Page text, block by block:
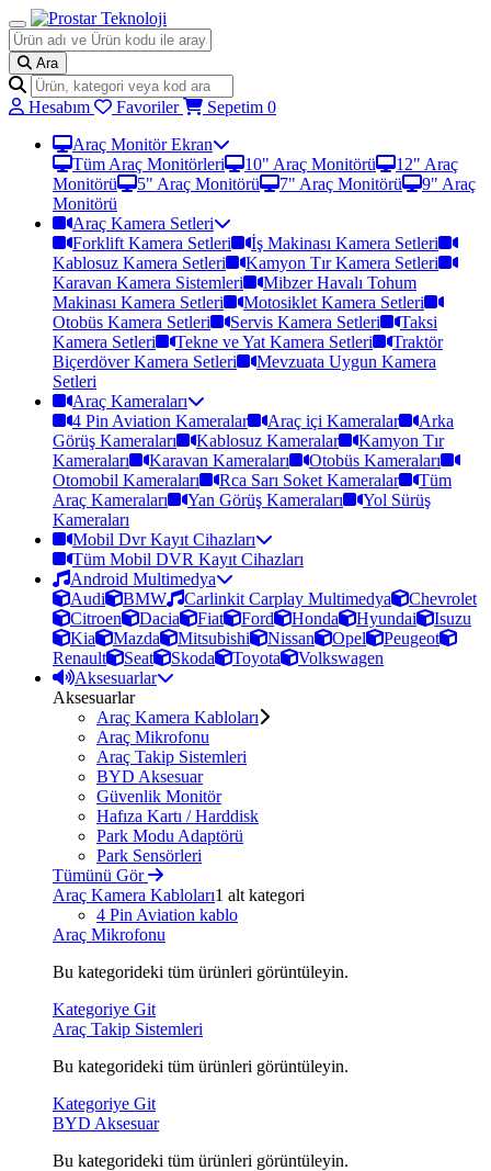
Ara
Hesabım Favoriler Sepetim 0
Araç Monitör Ekran
Tüm Araç Monitörleri
10" Araç Monitörü
12" Araç
Monitörü
5" Araç Monitörü 7" Araç Monitörü
9" Araç
Monitörü
Araç Kamera Setleri
Forklift Kamera Setleri
İş Makinası Kamera Setleri
Kablosuz Kamera Setleri
Kamyon Tır Kamera Setleri
Karavan Kamera Sistemleri
Mibzer Havalı Tohum
Makinası Kamera Setleri
Motosiklet Kamera Setleri
Otobüs Kamera Setleri
Servis Kamera Setleri
Taksi
Kamera Setleri
Tekne ve Yat Kamera Setleri
Traktör
Biçerdöver Kamera Setleri
Mevzuata Uygun Kamera
Setleri
Araç Kameraları
4 Pin Aviation Kameralar
Araç içi Kameralar
Arka
Görüş Kameraları
Kablosuz Kameralar
Kamyon Tır
Kameraları
Karavan Kameraları
Otobüs Kameraları
Otomobil Kameraları
Rca Sarı Soket Kameralar
Tüm
Araç Kameraları
Yan Görüş Kameraları
Yol Sürüş
Kameraları
Mobil Dvr Kayıt Cihazları
Tüm Mobil DVR Kayıt Cihazları
Android Multimedya
Audi
BMW Carlinkit Carplay Multimedya
Chevrolet
Citroen
Dacia Fiat Ford Honda Hyundai
Isuzu
Kia
Mazda Mitsubishi Nissan Opel
Peugeot
Renault
Seat Skoda Toyota
Volkswagen
Aksesuarlar
Aksesuarlar
Araç Kamera Kabloları
Araç Mikrofonu
Araç Takip Sistemleri
BYD Aksesuar
Güvenlik Monitör
Hafıza Kartı / Harddisk
Park Modu Adaptörü
Park Sensörleri
Tümünü Gör
Araç Kamera Kabloları1 alt kategori
4 Pin Aviation kablo
Araç Mikrofonu
Bu kategorideki tüm ürünleri görüntüleyin.
Kategoriye Git
Araç Takip Sistemleri
Bu kategorideki tüm ürünleri görüntüleyin.
Kategoriye Git
BYD Aksesuar
Bu kategorideki tüm ürünleri görüntüleyin.